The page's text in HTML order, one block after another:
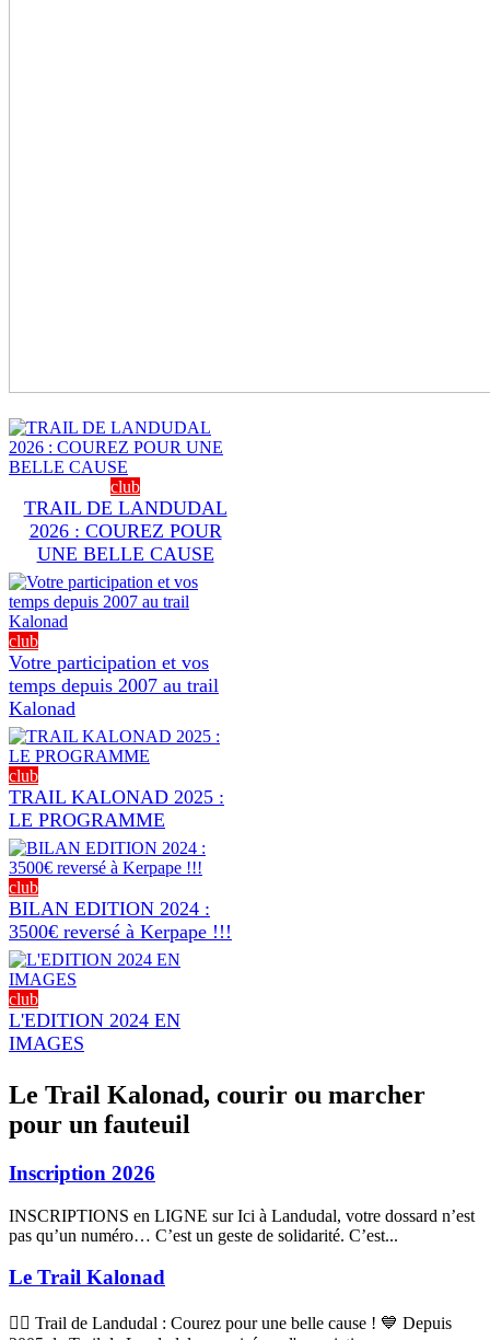
club
TRAIL DE LANDUDAL
2026 : COUREZ POUR
UNE BELLE CAUSE
club
Votre participation et vos
temps depuis 2007 au trail
Kalonad
club
TRAIL KALONAD 2025 :
LE PROGRAMME
club
BILAN EDITION 2024 :
3500€ reversé à Kerpape !!!
club
L'EDITION 2024 EN
IMAGES
Le Trail Kalonad, courir ou marcher
pour un fauteuil
Inscription 2026
INSCRIPTIONS en LIGNE sur Ici à Landudal, votre dossard n’est
pas qu’un numéro… C’est un geste de solidarité. C’est...
Le Trail Kalonad
🏃‍♂️ Trail de Landudal : Courez pour une belle cause ! 💙 Depuis